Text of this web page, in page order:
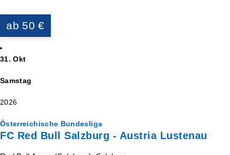
ab 50 €
31. Okt
Samstag
2026
Österreichische Bundesliga
FC Red Bull Salzburg - Austria Lustenau